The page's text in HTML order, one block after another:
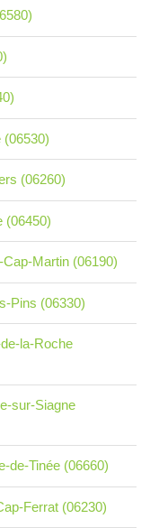
(06530)
(06260)
(06450)
Martin (06190)
Pins (06330)
la-Roche
sur-Siagne
de-Tinée (06660)
Ferrat (06230)